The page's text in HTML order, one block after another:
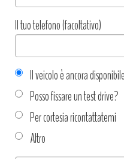
Il tuo telefono (facoltativo)
Il veicolo è ancora
Posso fissare un test drive?
Per cortesia ricontattatemi
Altro